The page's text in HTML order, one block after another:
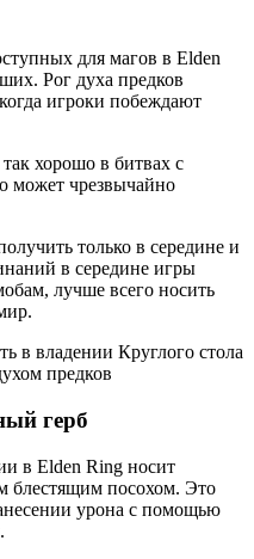
для магов в Elden
Рог духа предков
игроки побеждают
хорошо в битвах с
может чрезвычайно
только в середине и
в середине игры
лучше всего носить
в владении Круглого стола
предков
герб
в Elden Ring носит
блестящим посохом. Это
урона с помощью